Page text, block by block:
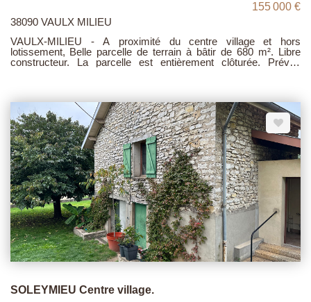
155 000 €
38090 VAULX MILIEU
VAULX-MILIEU - A proximité du centre village et hors
lotissement, Belle parcelle de terrain à bâtir de 680 m². Libre
constructeur. La parcelle est entièrement clôturée. Prévoir
SOLEYMIEU Centre village.